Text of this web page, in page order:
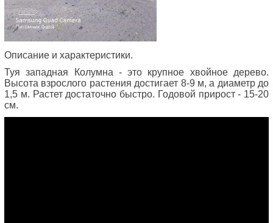
Описание и характеристики.
Туя западная Колумна - это крупное хвойное дерево.
Высота взрослого растения достигает 8-9 м, а диаметр до
1,5 м. Растет достаточно быстро. Годовой прирост - 15-20
см.